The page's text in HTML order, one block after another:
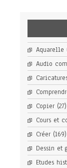
Aquarelle
Audio
Copier (27)
Cours et
Créer (169)
Dessin et
Etudes